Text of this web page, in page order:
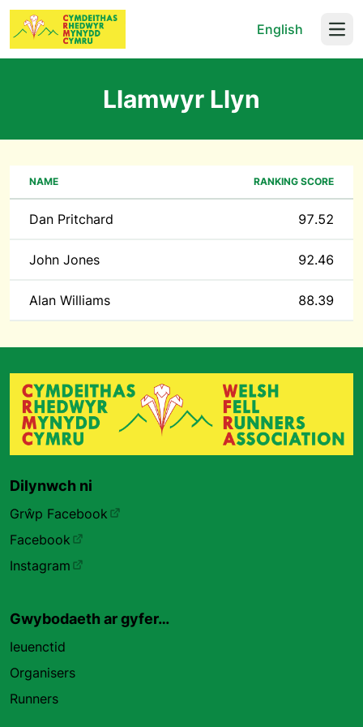
English
Llamwyr Llyn
NAME RANKING SCORE
Dan Pritchard 97.52
John Jones 92.46
Alan Williams 88.39
Dilynwch ni
Grŵp Facebook
Facebook
Instagram
Gwybodaeth ar gyfer…
Ieuenctid
Organisers
Runners